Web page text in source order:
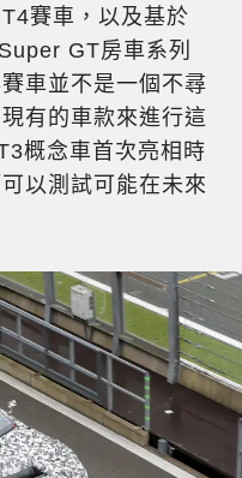
賽車，以及基於
GT房車系列
車並不是一個不尋
有的車款來進行這
概念車首次亮相時
以測試可能在未來